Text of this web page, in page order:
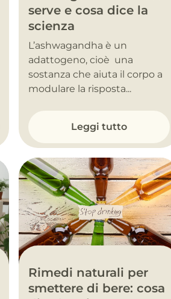
serve e cosa dice la
scienza
L’ashwagandha è un
adattogeno, cioè una
sostanza che aiuta il corpo a
modulare la risposta...
Leggi tutto
Rimedi naturali per
smettere di bere: cosa